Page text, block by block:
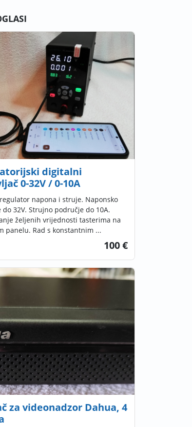
digitalni
0-32V / 0-10A
napona i struje. Naponsko
do 32V. Strujno područje do 10A.
željenih vrijednosti tasterima na
panelu. Rad s konstantnim ...
100 €
za videonadzor Dahua, 4